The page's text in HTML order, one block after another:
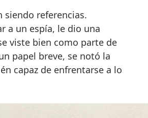
siendo referencias.
a un espía, le dio una
viste bien como parte de
papel breve, se notó la
capaz de enfrentarse a lo